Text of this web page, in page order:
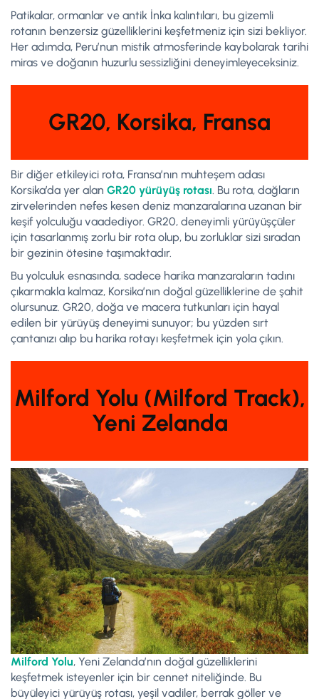
Patikalar, ormanlar ve antik İnka kalıntıları, bu gizemli
rotanın benzersiz güzelliklerini keşfetmeniz için sizi bekliyor.
Her adımda, Peru’nun mistik atmosferinde kaybolarak tarihi
miras ve doğanın huzurlu sessizliğini deneyimleyeceksiniz.
GR20, Korsika, Fransa
Bir diğer etkileyici rota, Fransa’nın muhteşem adası
Korsika’da yer alan GR20 yürüyüş rotası. Bu rota, dağların
zirvelerinden nefes kesen deniz manzaralarına uzanan bir
keşif yolculuğu vaadediyor. GR20, deneyimli yürüyüşçüler
için tasarlanmış zorlu bir rota olup, bu zorluklar sizi sıradan
bir gezinin ötesine taşımaktadır.
Bu yolculuk esnasında, sadece harika manzaraların tadını
çıkarmakla kalmaz, Korsika’nın doğal güzelliklerine de şahit
olursunuz. GR20, doğa ve macera tutkunları için hayal
edilen bir yürüyüş deneyimi sunuyor; bu yüzden sırt
çantanızı alıp bu harika rotayı keşfetmek için yola çıkın.
Milford Yolu (Milford Track),
Yeni Zelanda
Milford Yolu, Yeni Zelanda’nın doğal güzelliklerini
keşfetmek isteyenler için bir cennet niteliğinde. Bu
büyüleyici yürüyüş rotası, yeşil vadiler, berrak göller ve